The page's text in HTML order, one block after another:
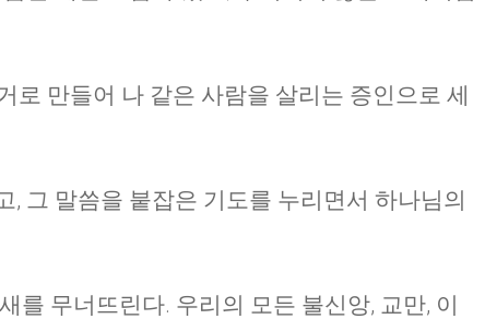
로 만들어 나 같은 사람을 살리는 증인으로 세
그 말씀을 붙잡은 기도를 누리면서 하나님의
를 무너뜨린다. 우리의 모든 불신앙, 교만, 이
07/19/2026